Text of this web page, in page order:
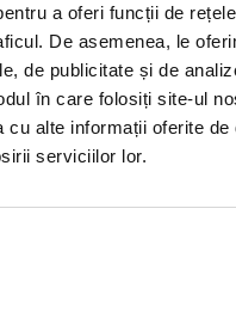
a oferi funcții de
De asemenea, le
de publicitate și de
în care folosiți site-ul
cu alte informații oferite
serviciilor lor.
2026
Voda, Buftea
ajunge la București pe 27
concert la Quantic.
album al formației, A